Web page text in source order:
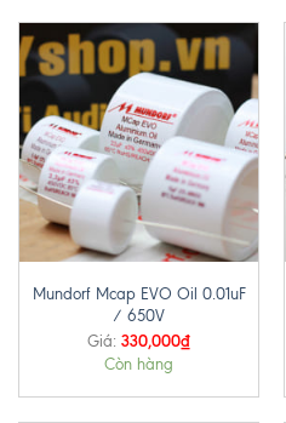
Mundorf Mcap EVO Oil 0.01uF
/ 650V
Giá: 330,000₫
Còn hàng